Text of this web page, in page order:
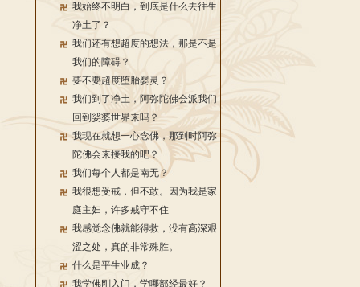
我始终不明白，到底是什么去往生
净土了？
我们还有想超度的想法，那是不是
我们的障碍？
要不要超度堕胎婴灵？
我们到了净土，阿弥陀佛会派我们
回到娑婆世界来吗？
我现在就想一心念佛，那到时阿弥
陀佛会来接我的吧？
我们每个人都是南无？
我很想受戒，但不敢。因为我是家
庭主妇，许多戒守不住
我感觉念佛就能得救，没有高深艰
涩之处，真的非常殊胜。
什么是平生业成？
我学佛刚入门，学哪部经最好？